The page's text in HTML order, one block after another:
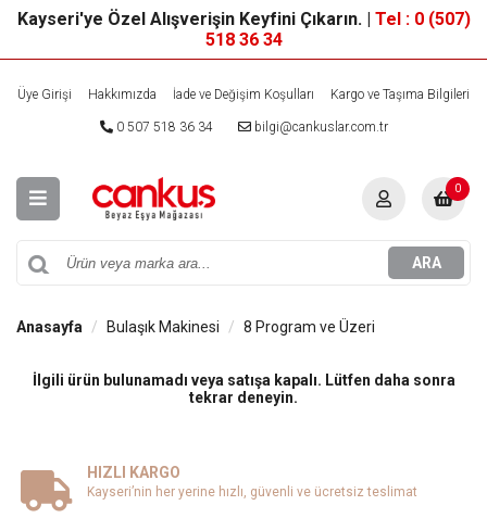
Kayseri'ye Özel Alışverişin Keyfini Çıkarın. | Tel : 0 (507)
518 36 34
Üye Girişi Hakkımızda İade ve Değişim Koşulları Kargo ve Taşıma Bilgileri
0 507 518 36 34 bilgi@cankuslar.com.tr
ARA
0
Anasayfa Bulaşık Makinesi 8 Program ve Üzeri
İlgili ürün bulunamadı veya satışa kapalı. Lütfen daha sonra
tekrar deneyin.
HIZLI KARGO
Kayseri’nin her yerine hızlı, güvenli ve ücretsiz teslimat